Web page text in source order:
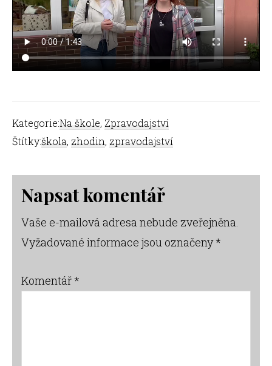
Kategorie:Na škole, Zpravodajství
Štítky:škola, zhodin, zpravodajství
Reader
Interactions
Napsat komentář
Vaše e-mailová adresa nebude zveřejněna.
Vyžadované informace jsou označeny*
Komentář*